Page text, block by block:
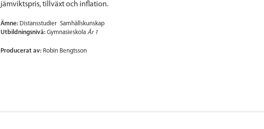
jämviktspris, tillväxt och inflation.
Ämne: Distansstudier Samhällskunskap
Utbildningsnivå: Gymnasieskola År 1
Producerat av: Robin Bengtsson